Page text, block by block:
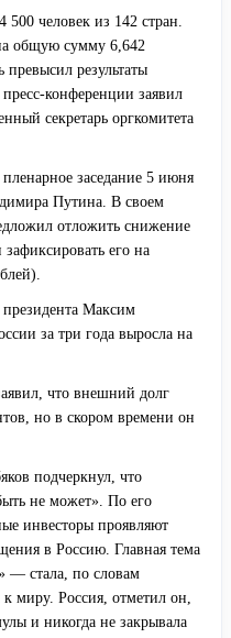
человек из 142 стран.
общую сумму 6,642
превысил результаты
конференции заявил
секретарь оргкомитета
заседание 5 июня
Путина. В своем
отложить снижение
его на
президента Максим
за три года выросла на
что внешний долг
но в скором времени он
подчеркнул, что
не может». По его
инвесторы проявляют
в Россию. Главная тема
— стала, по словам
миру. Россия, отметил он,
и никогда не закрывала